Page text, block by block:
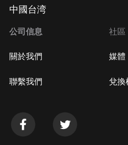
中國台湾
公司信息
關於我們
聯繫我們
社區
媒體
兌換